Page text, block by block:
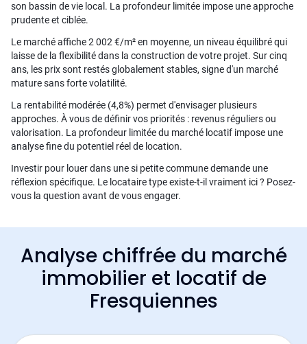
son bassin de vie local. La profondeur limitée impose une approche
prudente et ciblée.
Le marché affiche 2 002 €/m² en moyenne, un niveau équilibré qui
laisse de la flexibilité dans la construction de votre projet. Sur cinq
ans, les prix sont restés globalement stables, signe d'un marché
mature sans forte volatilité.
La rentabilité modérée (4,8%) permet d'envisager plusieurs
approches. À vous de définir vos priorités : revenus réguliers ou
valorisation. La profondeur limitée du marché locatif impose une
analyse fine du potentiel réel de location.
Investir pour louer dans une si petite commune demande une
réflexion spécifique. Le locataire type existe-t-il vraiment ici ? Posez-
vous la question avant de vous engager.
Analyse chiffrée du marché
immobilier et locatif de
Fresquiennes